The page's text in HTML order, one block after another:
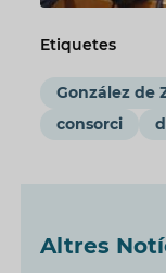
Etiquetes
González de
consorci
Altres